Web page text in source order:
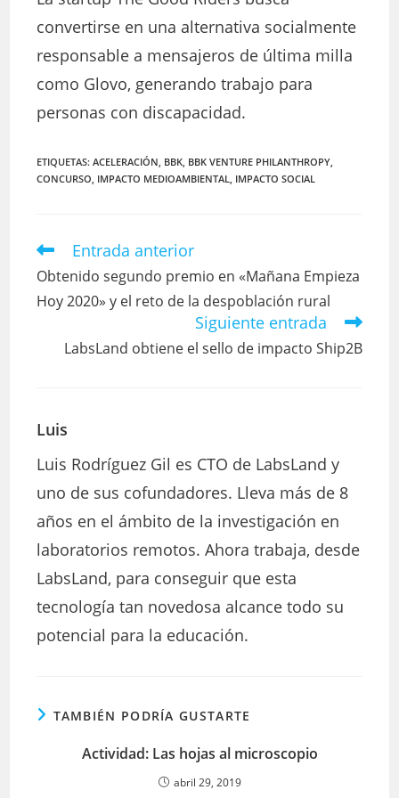
convertirse en una alternativa socialmente
responsable a mensajeros de última milla
como Glovo, generando trabajo para
personas con discapacidad.
ETIQUETAS:ACELERACIÓN BBK BBK VENTURE PHILANTHROPY
CONCURSO IMPACTO MEDIOAMBIENTAL IMPACTO SOCIAL
Leer
artículos
Entrada anterior
Obtenido segundo premio en «Mañana Empieza
Hoy 2020» y el reto de la despoblación rural
Siguiente entrada
LabsLand obtiene el sello de impacto Ship2B
Luis
Luis Rodríguez Gil es CTO de LabsLand y
uno de sus cofundadores. Lleva más de 8
años en el ámbito de la investigación en
laboratorios remotos. Ahora trabaja, desde
LabsLand, para conseguir que esta
tecnología tan novedosa alcance todo su
potencial para la educación.
TAMBIÉN PODRÍA GUSTARTE
Actividad: Las hojas al microscopio
abril 29, 2019